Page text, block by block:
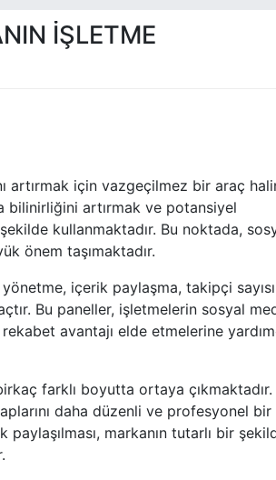
İŞLETME
artırmak için vazgeçilmez bir araç
bilinirliğini artırmak ve potansiyel
kullanmaktadır. Bu noktada,
önem taşımaktadır.
içerik paylaşma, takipçi
Bu paneller, işletmelerin sosyal
avantajı elde etmelerine
farklı boyutta ortaya çıkmaktadır.
daha düzenli ve profesyonel bir
markanın tutarlı bir